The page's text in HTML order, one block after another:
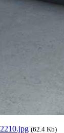
(62.4 Kb)